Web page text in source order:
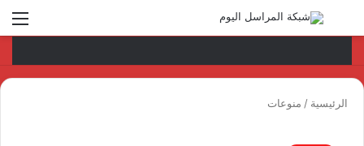
بحث
عن
الرئيسية / منوعات